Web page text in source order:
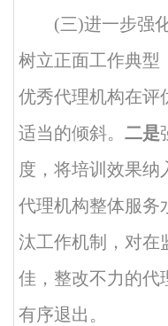
(三)进一步强
树立正面工作典型
优秀代理机构在评
适当的倾斜。 二是
度，将培训效果纳
代理机构整体服务
汰工作机制，对在
佳，整改不力的代
有序退出。